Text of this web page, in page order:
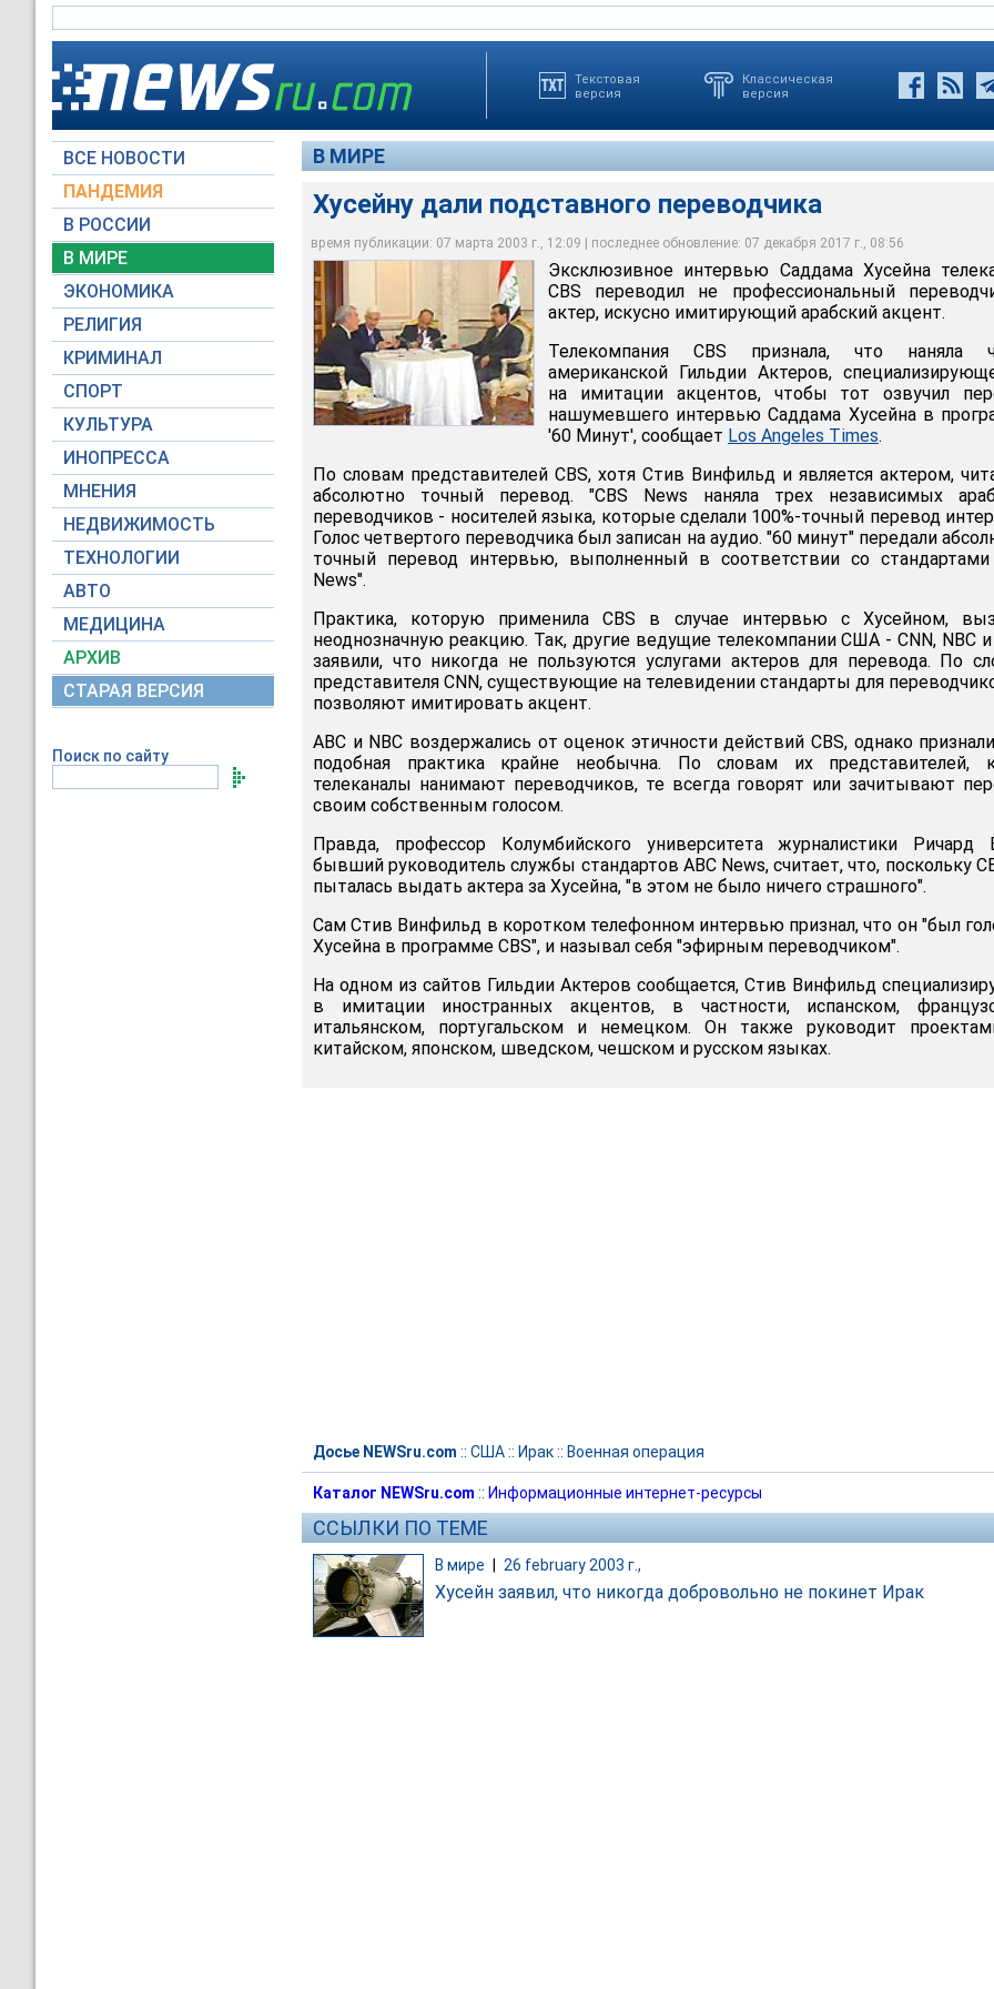
Текстовая
версия
Классическая
версия
ВСЕ НОВОСТИ
ПАНДЕМИЯ
В РОССИИ
В МИРЕ
ЭКОНОМИКА
РЕЛИГИЯ
КРИМИНАЛ
СПОРТ
КУЛЬТУРА
ИНОПРЕССА
МНЕНИЯ
НЕДВИЖИМОСТЬ
ТЕХНОЛОГИИ
АВТО
МЕДИЦИНА
АРХИВ
СТАРАЯ ВЕРСИЯ
Поиск по сайту
В МИРЕ
Хусейну дали подставного переводчика
время публикации: 07 марта 2003 г., 12:09 | последнее обновление: 07 декабря 2017 г., 08:56
Хусейну дали подставного переводчика
CBS
Эксклюзивное интервью Саддама Хусейна
CBS переводил не профессиональный
актер, искусно имитирующий арабский акцент.
Телекомпания CBS признала, что наняла
американской Гильдии Актеров,
на имитации акцентов, чтобы тот озвучил
нашумевшего интервью Саддама Хусейна в
'60 Минут', сообщает Los Angeles Times.
По словам представителей CBS, хотя Стив Винфильд и является актером,
абсолютно точный перевод. "CBS News наняла трех независимых
переводчиков - носителей языка, которые сделали 100%-точный перевод
Голос четвертого переводчика был записан на аудио. "60 минут" передали
точный перевод интервью, выполненный в соответствии со стандартами
News".
Практика, которую применила CBS в случае интервью с Хусейном,
неоднозначную реакцию. Так, другие ведущие телекомпании США - CNN, NBC и
заявили, что никогда не пользуются услугами актеров для перевода. По
представителя CNN, существующие на телевидении стандарты для
позволяют имитировать акцент.
ABC и NBC воздержались от оценок этичности действий СBS, однако
подобная практика крайне необычна. По словам их представителей,
телеканалы нанимают переводчиков, те всегда говорят или зачитывают
своим собственным голосом.
Правда, профессор Колумбийского университета журналистики Ричард
бывший руководитель службы стандартов ABC News, считает, что, поскольку
пыталась выдать актера за Хусейна, "в этом не было ничего страшного".
Сам Стив Винфильд в коротком телефонном интервью признал, что он "был
Хусейна в программе CBS", и называл себя "эфирным переводчиком".
На одном из сайтов Гильдии Актеров сообщается, Стив Винфильд
в имитации иностранных акцентов, в частности, испанском,
итальянском, португальском и немецком. Он также руководит
китайском, японском, шведском, чешском и русском языках.
Досье NEWSru.com :: США:: Ирак:: Военная операция
Каталог NEWSru.com :: Информационные интернет-ресурсы
ССЫЛКИ ПО ТЕМЕ
В мире 26 february 2003 г.,
Хусейн заявил, что никогда добровольно не покинет Ирак